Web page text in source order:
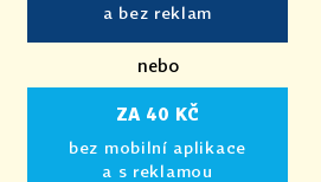
a bez reklam
nebo
ZA 40 KČ
bez mobilní aplikace
a s reklamou